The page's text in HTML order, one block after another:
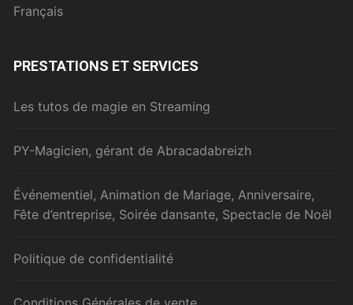
Français
PRESTATIONS ET SERVICES
Les tutos de magie en Streaming
PY-Magicien, gérant de Abracadabreizh
Événementiel, Animation de Mariage, Anniversaire,
Fête d’entreprise, Soirée dansante, Spectacle de Noël
Politique de confidentialité